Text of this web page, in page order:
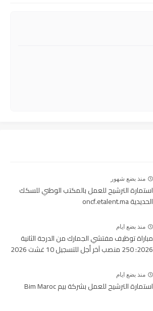
منذ بضع شهور
استمارة الترشيح للعمل بالمكتب الوطني للسكك
الحديدية oncf.etalent.ma
منذ بضع ايام
مباراة توظيف مفتشي الجمارك من الدرجة الثانية
2026: 250 منصب آخر أجل للتسجيل 10 غشت 2026
منذ بضع ايام
استمارة الترشيح للعمل بشركة بيم Bim Maroc